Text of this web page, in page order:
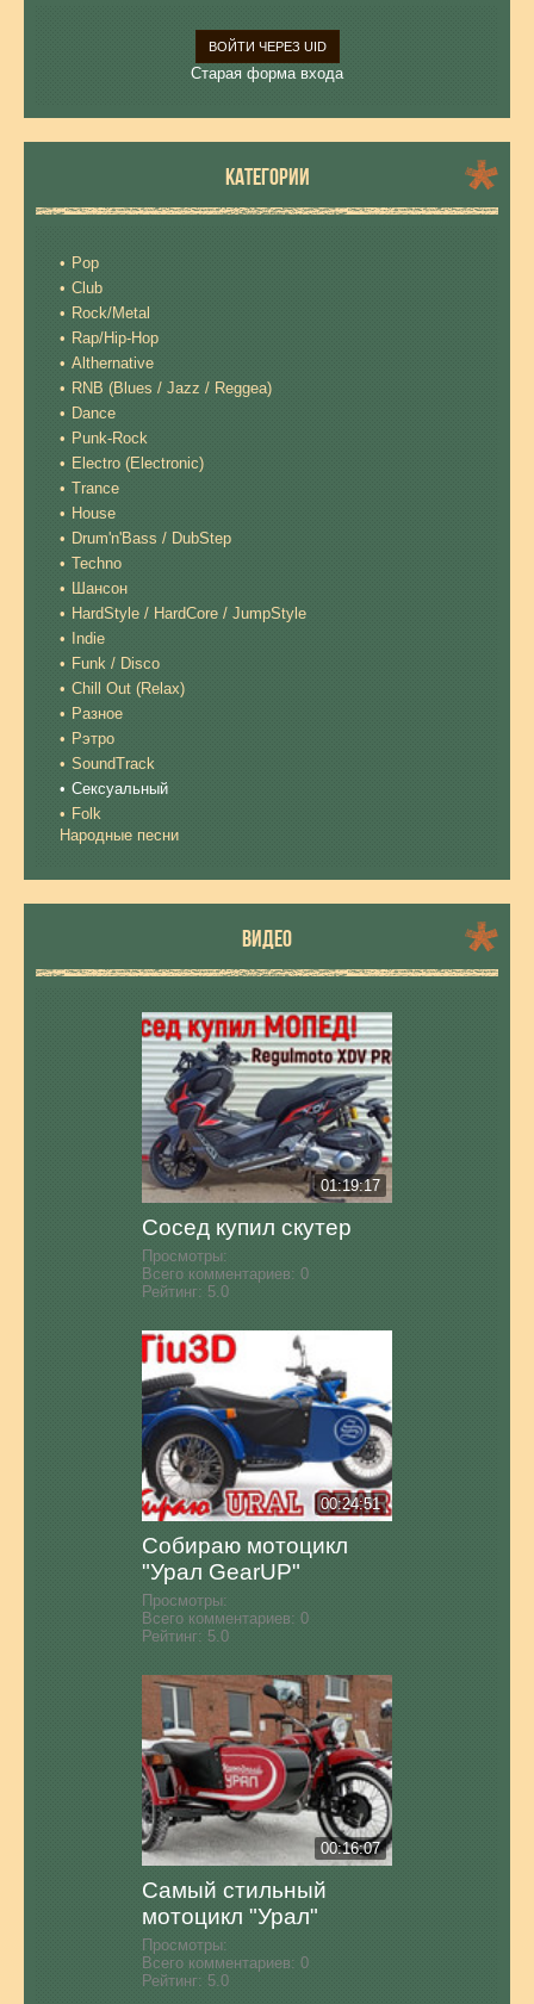
ВОЙТИ ЧЕРЕЗ UID
Старая форма входа
КАТЕГОРИИ
Pop
Club
Rock/Metal
Rap/Hip-Hop
Althernative
RNB (Blues / Jazz / Reggea)
Dance
Punk-Rock
Electro (Electronic)
Trance
House
Drum'n'Bass / DubStep
Techno
Шансон
HardStyle / HardCore / JumpStyle
Indie
Funk / Disco
Chill Out (Relax)
Разное
Рэтро
SoundTrack
Сексуальный
Folk
Народные песни
ВИДЕО
01:19:17
Сосед купил скутер
Просмотры:
Всего комментариев: 0
Рейтинг: 5.0
00:24:51
Собираю мотоцикл
"Урал GearUP"
Просмотры:
Всего комментариев: 0
Рейтинг: 5.0
00:16:07
Самый стильный
мотоцикл "Урал"
Просмотры:
Всего комментариев: 0
Рейтинг: 5.0